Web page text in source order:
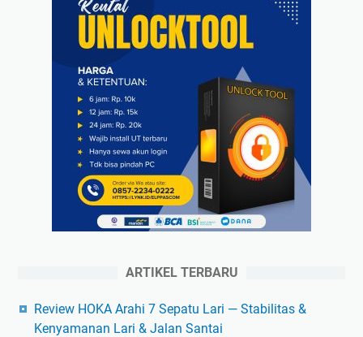
ARTIKEL TERBARU
Review HOKA Arahi 7 Sepatu Lari — Stabilitas &
Kenyamanan Lari & Jalan Santai